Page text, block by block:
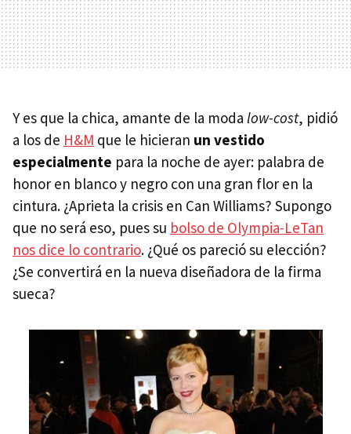
Y es que la chica, amante de la moda low-cost, pidió
a los de H&M que le hicieran un vestido
especialmente para la noche de ayer: palabra de
honor en blanco y negro con una gran flor en la
cintura. ¿Aprieta la crisis en Can Williams? Supongo
que no será eso, pues su bolso de Olympia-LeTan
nos dice lo contrario. ¿Qué os pareció su elección?
¿Se convertirá en la nueva diseñadora de la firma
sueca?